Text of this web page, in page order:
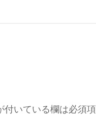
付いている欄は必須項